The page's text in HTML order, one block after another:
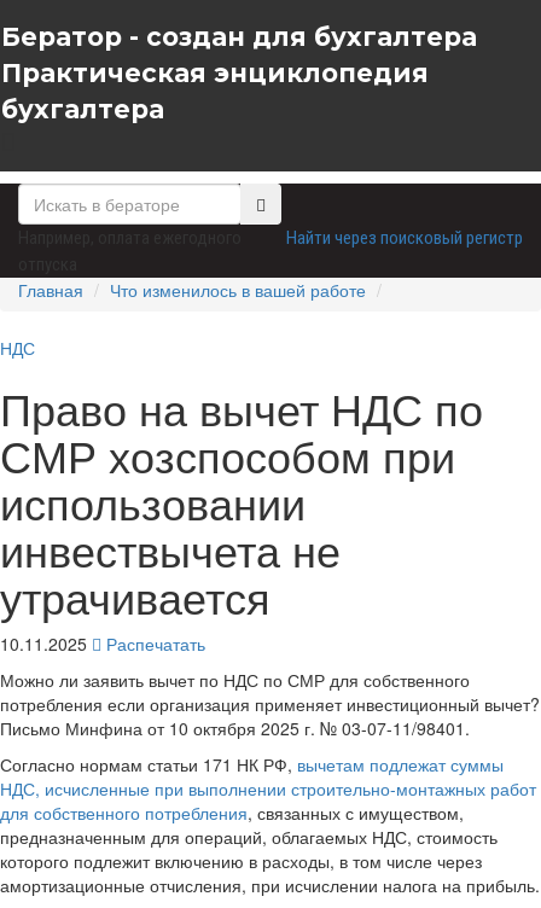
Бератор - создан для бухгалтера
Практическая энциклопедия
бухгалтера
Найти через поисковый регистр
Главная Что изменилось в вашей работе
НДС
Право на вычет НДС по
СМР хозспособом при
использовании
инвествычета не
утрачивается
10.11.2025
Распечатать
Можно ли заявить вычет по НДС по СМР для собственного
потребления если организация применяет инвестиционный вычет?
Письмо Минфина от 10 октября 2025 г. № 03-07-11/98401.
Согласно нормам статьи 171 НК РФ, вычетам подлежат суммы
НДС, исчисленные при выполнении строительно-монтажных работ
для собственного потребления, связанных с имуществом,
предназначенным для операций, облагаемых НДС, стоимость
которого подлежит включению в расходы, в том числе через
амортизационные отчисления, при исчислении налога на прибыль.